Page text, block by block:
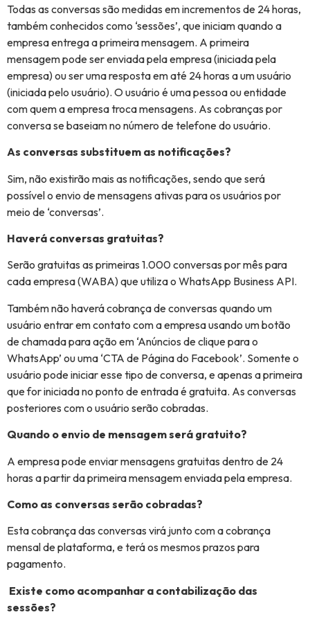
Todas as conversas são medidas em incrementos de 24 horas,
também conhecidos como ‘sessões’, que iniciam quando a
empresa entrega a primeira mensagem. A primeira
mensagem pode ser enviada pela empresa (iniciada pela
empresa) ou ser uma resposta em até 24 horas a um usuário
(iniciada pelo usuário). O usuário é uma pessoa ou entidade
com quem a empresa troca mensagens. As cobranças por
conversa se baseiam no número de telefone do usuário.
As conversas substituem as notificações?
Sim, não existirão mais as notificações, sendo que será
possível o envio de mensagens ativas para os usuários por
meio de ‘conversas’.
Haverá conversas gratuitas?
Serão gratuitas as primeiras 1.000 conversas por mês para
cada empresa (WABA) que utiliza o WhatsApp Business API.
Também não haverá cobrança de conversas quando um
usuário entrar em contato com a empresa usando um botão
de chamada para ação em ‘Anúncios de clique para o
WhatsApp’ ou uma ‘CTA de Página do Facebook’. Somente o
usuário pode iniciar esse tipo de conversa, e apenas a primeira
que for iniciada no ponto de entrada é gratuita. As conversas
posteriores com o usuário serão cobradas.
Quando o envio de mensagem será gratuito?
A empresa pode enviar mensagens gratuitas dentro de 24
horas a partir da primeira mensagem enviada pela empresa.
Como as conversas serão cobradas?
Esta cobrança das conversas virá junto com a cobrança
mensal de plataforma, e terá os mesmos prazos para
pagamento.
Existe como acompanhar a contabilização das
sessões?